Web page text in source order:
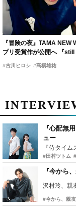
『冒険の夜』TAMA NEW
プリ受賞作が公開へ 『
時上映決定
#古川ヒロシ #髙橋雄祐
『心配無
ュー
#田村ツトム
『今から
沢村玲、親
#今から、親友